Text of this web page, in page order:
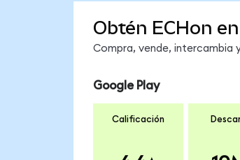
Obtén ECHon
Compra, vende, intercambia
Google Play
Calificación